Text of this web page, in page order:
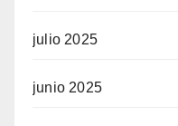
julio 2025
junio 2025